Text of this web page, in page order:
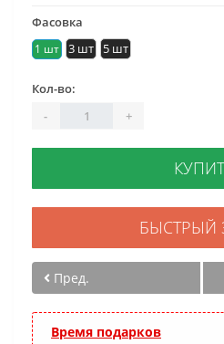
Фасовка
1 шт 3 шт 5 шт
Кол-во:
-
+
БЫСТРЫЙ
Пред.
Время подарков